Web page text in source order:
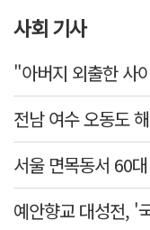
사회 기사
예안향교 대성전, '